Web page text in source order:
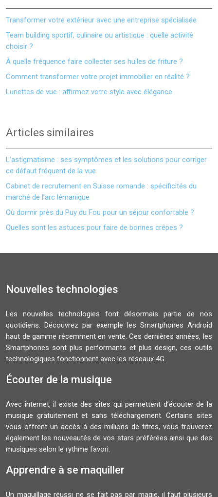
Transformer votre extérieur avec une entreprise spécialisée
Team building sportif, culinaire ou artistique : quelle activité
choisir ?
À quelle fréquence faire collecter ses huiles de friture ?
Comment transformer votre projet immobilier en réalité ?
Lunettes de vue : affirmez votre style avec élégance
Articles similaires
L’astigmatisme : ses symptômes et les solutions pour corriger
ce défaut fréquent de la vue
Cabinet de recrutement en Suisse romande : spécificités du
marché de l’arc lémanique
Où dormir près du Puy du Fou pour un séjour confortable ?
Quelles sont les astuces pour faire de bonnes crêpes ?
Nouvelles technologies
Les nouvelles technologies font désormais partie de nos
quotidiens. Découvrez par exemple les Smartphones Android
haut de gamme récemment en vente. Ces dernières années, les
Smartphones sont plus performants et plus design, ces outils
technologiques fonctionnent avec les réseaux 4G.
Écouter de la musique
Avec internet, il existe des sites qui permettent d’écouter de la
musique gratuitement et sans téléchargement. Certains sites
vous offrent un accès à des millions de titres, vous trouverez
également les nouveautés de vos stars préférées ainsi que des
musiques selon le rythme favori.
Apprendre à se maquiller
Un maquillage réussi ne se fait pas par magie, il faut plusieurs